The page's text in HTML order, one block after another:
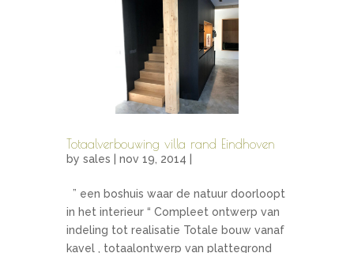
Totaalverbouwing villa rand Eindhoven
by sales | nov 19, 2014 |
” een boshuis waar de natuur doorloopt
in het interieur “ Compleet ontwerp van
indeling tot realisatie Totale bouw vanaf
kavel , totaalontwerp van plattegrond